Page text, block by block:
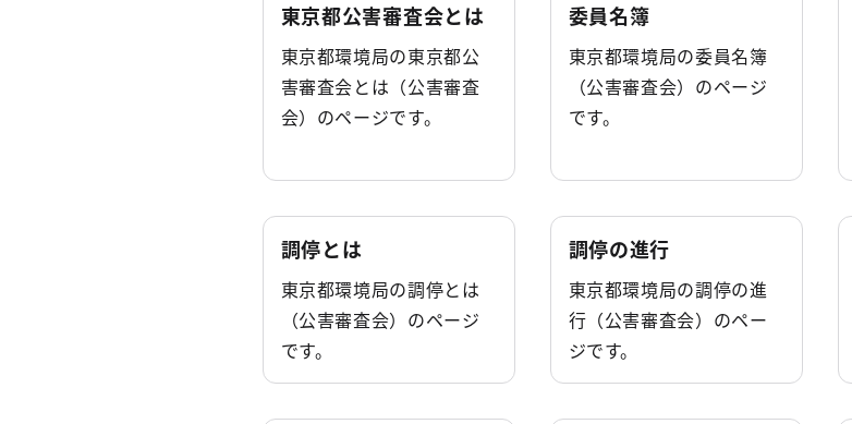
東京都公害審査会とは
東京都環境局の東京都公
害審査会とは（公害審査
会）のページです。
委員名簿
東京都環境局の委員名簿
（公害審査会）のページ
です。
調停とは
東京都環境局の調停とは
（公害審査会）のページ
です。
調停の進行
東京都環境局の調停の進
行（公害審査会）のペー
ジです。